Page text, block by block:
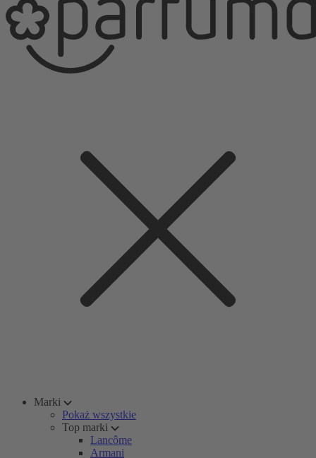
Marki
Pokaż wszystkie
Top marki
Lancôme
Armani